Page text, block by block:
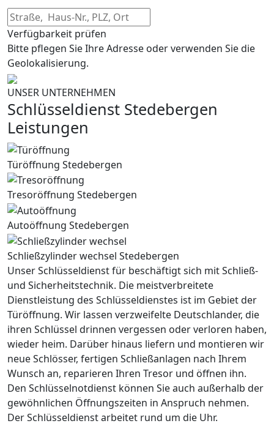
Verfügbarkeit prüfen
Bitte pflegen Sie Ihre Adresse oder verwenden Sie die
Geolokalisierung.
UNSER UNTERNEHMEN
Schlüsseldienst Stedebergen
Leistungen
Türöffnung Stedebergen
Tresoröffnung Stedebergen
Autoöffnung Stedebergen
Schließzylinder wechsel Stedebergen
Unser Schlüsseldienst für beschäftigt sich mit Schließ-
und Sicherheitstechnik. Die meistverbreitete
Dienstleistung des Schlüsseldienstes ist im Gebiet der
Türöffnung. Wir lassen verzweifelte Deutschlander, die
ihren Schlüssel drinnen vergessen oder verloren haben,
wieder heim. Darüber hinaus liefern und montieren wir
neue Schlösser, fertigen Schließanlagen nach Ihrem
Wunsch an, reparieren Ihren Tresor und öffnen ihn.
Den Schlüsselnotdienst können Sie auch außerhalb der
gewöhnlichen Öffnungszeiten in Anspruch nehmen.
Der Schlüsseldienst arbeitet rund um die Uhr.